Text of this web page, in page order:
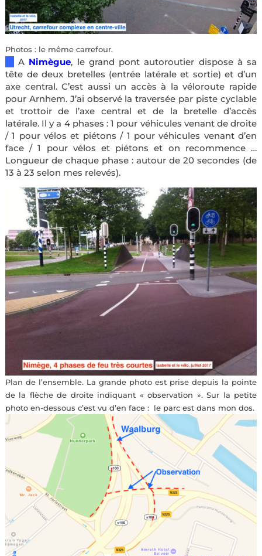
Photos : le même carrefour.
A Nimègue, le grand pont autoroutier dispose à sa
tête de deux bretelles (entrée latérale et sortie) et d’un
axe central. C’est aussi un accès à la véloroute rapide
pour Arnhem. J’ai observé la traversée par piste cyclable
et trottoir de l’axe central et de la bretelle d’accès
latérale. Il y a 4 phases : 1 pour véhicules venant de droite
/ 1 pour vélos et piétons / 1 pour véhicules venant d’en
face / 1 pour vélos et piétons et on recommence …
Longueur de chaque phase : autour de 20 secondes (de
13 à 23 selon mes relevés).
Plan de l’ensemble. La grande photo est prise depuis la pointe
de la flèche de droite indiquant « observation ». Sur la petite
photo en-dessous c’est vu d’en face : le parc est dans mon dos.